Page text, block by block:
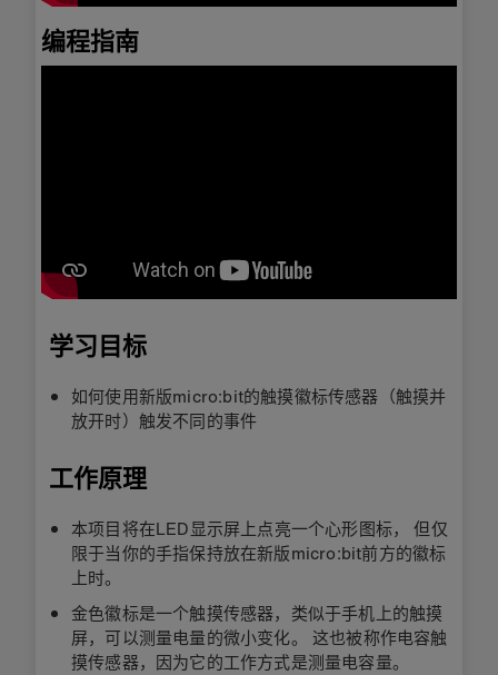
编程指南
学习目标
如何使用新版micro:bit的触摸徽标传感器（触摸并
放开时）触发不同的事件
工作原理
本项目将在LED显示屏上点亮一个心形图标， 但仅
限于当你的手指保持放在新版micro:bit前方的徽标
上时。
金色徽标是一个触摸传感器，类似于手机上的触摸
屏，可以测量电量的微小变化。 这也被称作电容触
摸传感器，因为它的工作方式是测量电容量。